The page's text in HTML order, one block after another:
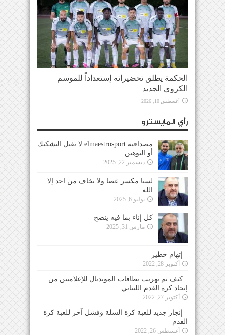
الحكمة يطلق تحضيراته إستعداداً للموسم
الكروي الجديد
أغسطس 10, 2026
رأي المايسترو
مصداقية elmaestrosport لا تقبل التشكيك
أو التوهين
ديسمبر 22, 2025
لسنا مكسر عصا ولا نخاف من احد إلا
الله
يوليو 6, 2025
كل إناء بما فيه ينضح
مارس 31, 2025
إتهام خطير
أكتوبر 28, 2022
كيف تم تهريب بطاقات المونديال للإعلاميين من
إتحاد كرة القدم اللبناني
أكتوبر 27, 2022
إنجاز جديد للعبة كرة السلة وفشل آخر للعبة كرة
القدم
أغسطس 26, 2022